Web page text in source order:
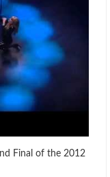
Final of the 2012